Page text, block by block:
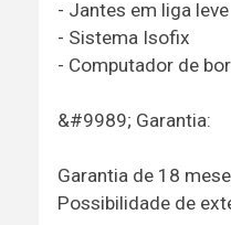
- Jantes em liga leve
- Sistema Isofix
- Computador de
&#9989; Garantia:
Garantia de 18
Possibilidade de